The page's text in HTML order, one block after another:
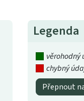
Legenda
věrohodný
chybný
Přepnout